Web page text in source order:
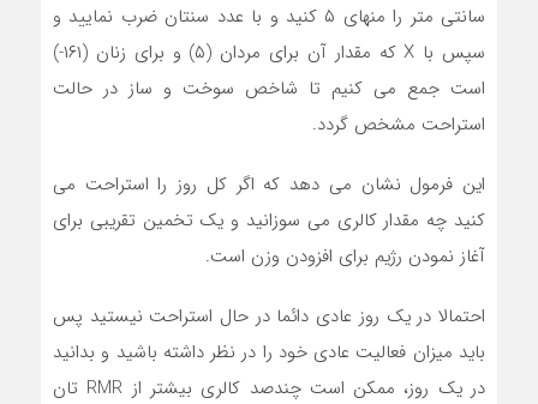
سانتی متر را منهای ۵ کنید و با عدد سنتان ضرب نمایید و
سپس با X که مقدار آن برای مردان (۵) و برای زنان (۱۶۱-)
است جمع می کنیم تا شاخص سوخت و ساز در حالت
استراحت مشخص گردد.
این فرمول نشان می دهد که اگر کل روز را استراحت می
کنید چه مقدار کالری می سوزانید و یک تخمین تقریبی برای
آغاز نمودن رژیم برای افزودن وزن است.
احتمالا در یک روز عادی دائما در حال استراحت نیستید پس
باید میزان فعالیت عادی خود را در نظر داشته باشید و بدانید
در یک روز، ممکن است چندصد کالری بیشتر از RMR تان